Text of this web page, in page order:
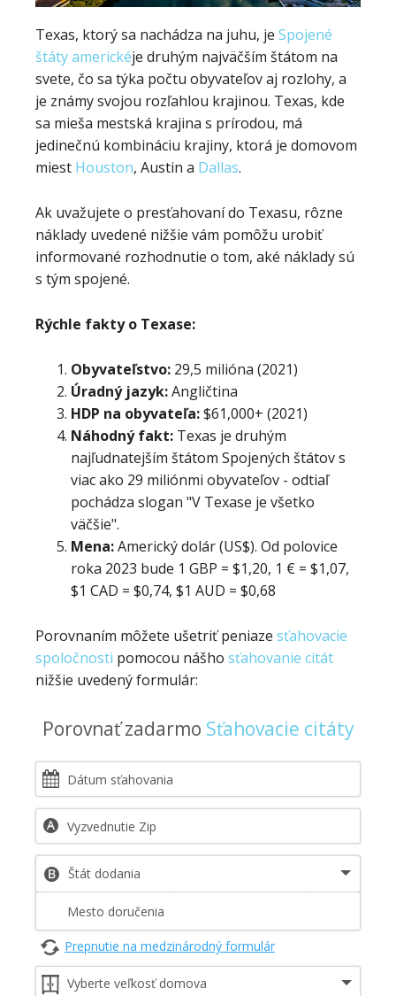
Texas, ktorý sa nachádza na juhu, je Spojené
štáty americkéje druhým najväčším štátom na
svete, čo sa týka počtu obyvateľov aj rozlohy, a
je známy svojou rozľahlou krajinou. Texas, kde
sa mieša mestská krajina s prírodou, má
jedinečnú kombináciu krajiny, ktorá je domovom
miest Houston, Austin a Dallas.
Ak uvažujete o presťahovaní do Texasu, rôzne
náklady uvedené nižšie vám pomôžu urobiť
informované rozhodnutie o tom, aké náklady sú
s tým spojené.
Rýchle fakty o Texase:
Obyvateľstvo: 29,5 milióna (2021)
Úradný jazyk:Angličtina
HDP na obyvateľa:$61,000+ (2021)
Náhodný fakt: Texas je druhým
najľudnatejším štátom Spojených štátov s
viac ako 29 miliónmi obyvateľov - odtiaľ
pochádza slogan "V Texase je všetko
väčšie".
Mena:Americký dolár (US$). Od polovice
roka 2023 bude 1 GBP = $1,20, 1 € = $1,07,
$1 CAD = $0,74, $1 AUD = $0,68
Porovnaním môžete ušetriť peniaze sťahovacie
spoločnosti pomocou nášho sťahovanie citát
nižšie uvedený formulár:
Porovnať zadarmo Sťahovacie citáty
Prepnutie na medzinárodný formulár